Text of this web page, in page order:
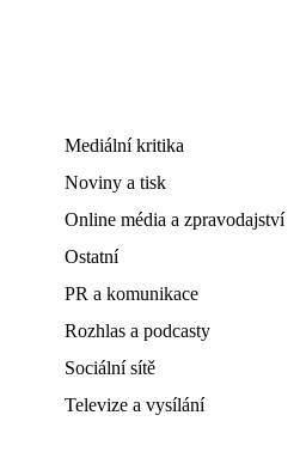
Mediální kritika
Noviny a tisk
Online média a zpravodajství
Ostatní
PR a komunikace
Rozhlas a podcasty
Sociální sítě
Televize a vysílání